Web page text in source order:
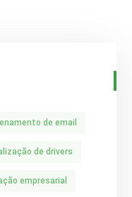
de email
de drivers
empresarial